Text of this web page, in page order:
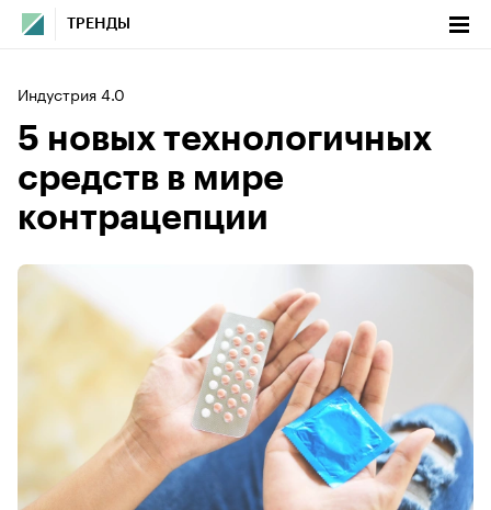
ТРЕНДЫ
Индустрия 4.0
5 новых технологичных
средств в мире
контрацепции